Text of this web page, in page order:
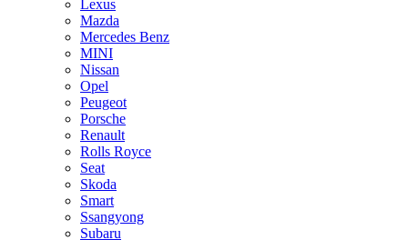
Lexus
Mazda
Mercedes Benz
MINI
Nissan
Opel
Peugeot
Porsche
Renault
Rolls Royce
Seat
Skoda
Smart
Ssangyong
Subaru